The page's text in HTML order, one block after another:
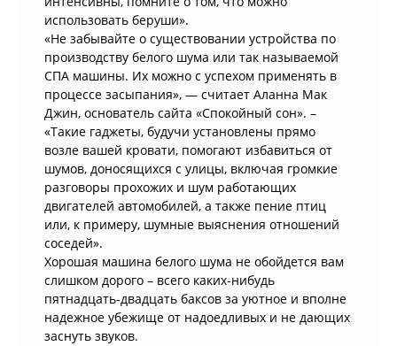
использовать беруши».
«Не забывайте о существовании устройства по
производству белого шума или так называемой
СПА машины. Их можно с успехом применять в
процессе засыпания», — считает Аланна Мак
Джин, основатель сайта «Спокойный сон». –
«Такие гаджеты, будучи установлены прямо
возле вашей кровати, помогают избавиться от
шумов, доносящихся с улицы, включая громкие
разговоры прохожих и шум работающих
двигателей автомобилей, а также пение птиц
или, к примеру, шумные выяснения отношений
соседей».
Хорошая машина белого шума не обойдется вам
слишком дорого – всего каких-нибудь
пятнадцать-двадцать баксов за уютное и вполне
надежное убежище от надоедливых и не дающих
заснуть звуков.